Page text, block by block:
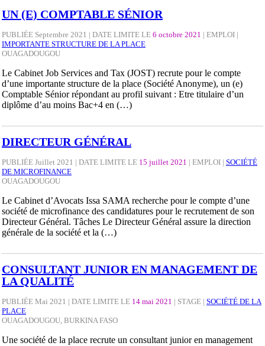
UN (E) COMPTABLE SÉNIOR
PUBLIÉE Septembre 2021 | DATE LIMITE LE 6 octobre 2021 | EMPLOI |
IMPORTANTE STRUCTURE DE LA PLACE
OUAGADOUGOU
Le Cabinet Job Services and Tax (JOST) recrute pour le compte
d’une importante structure de la place (Société Anonyme), un (e)
Comptable Sénior répondant au profil suivant : Etre titulaire d’un
diplôme d’au moins Bac+4 en (…)
DIRECTEUR GÉNÉRAL
PUBLIÉE Juillet 2021 | DATE LIMITE LE 15 juillet 2021 | EMPLOI | SOCIÉTÉ
DE MICROFINANCE
OUAGADOUGOU
Le Cabinet d’Avocats Issa SAMA recherche pour le compte d’une
société de microfinance des candidatures pour le recrutement de son
Directeur Général. Tâches Le Directeur Général assure la direction
générale de la société et la (…)
CONSULTANT JUNIOR EN MANAGEMENT DE
LA QUALITÉ
PUBLIÉE Mai 2021 | DATE LIMITE LE 14 mai 2021 | STAGE | SOCIÉTÉ DE LA
PLACE
OUAGADOUGOU, BURKINA FASO
Une société de la place recrute un consultant junior en management